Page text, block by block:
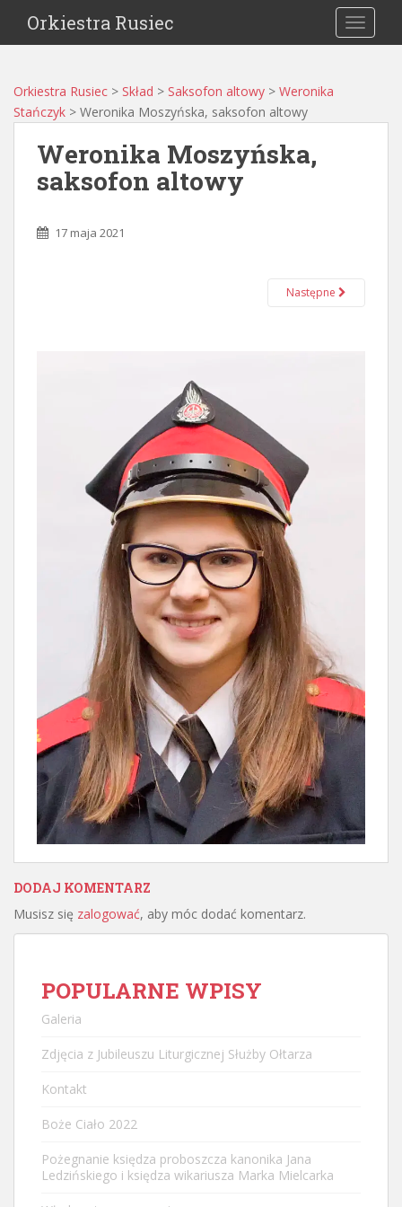
Orkiestra Rusiec
Orkiestra Rusiec > Skład > Saksofon altowy > Weronika
Stańczyk > Weronika Moszyńska, saksofon altowy
Weronika Moszyńska,
saksofon altowy
17 maja 2021
Następne
DODAJ KOMENTARZ
Musisz się zalogować, aby móc dodać komentarz.
POPULARNE WPISY
Galeria
Zdjęcia z Jubileuszu Liturgicznej Służby Ołtarza
Kontakt
Boże Ciało 2022
Pożegnanie księdza proboszcza kanonika Jana
Ledzińskiego i księdza wikariusza Marka Mielcarka